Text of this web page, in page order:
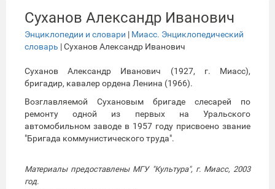
Суханов Александр Иванович
Энциклопедии и словари | Миасс. Энциклопедический
словарь | Суханов Александр Иванович
Суханов Александр Иванович (1927, г. Миасс),
бригадир, кавалер ордена Ленина (1966).
Возглавляемой Сухановым бригаде слесарей по
ремонту одной из первых на Уральского
автомобильном заводе в 1957 году присвоено звание
"Бригада коммунистического труда".
Материалы предоставлены МГУ "Культура", г. Миасс, 2003
год.